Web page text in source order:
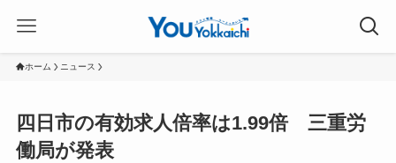
ホーム ニュース
四日市の有効求人倍率は1.99倍 三重労
働局が発表